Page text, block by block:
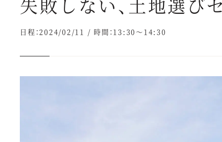
失敗しない、土地選び
日程：2024/02/11 / 時間：13:30～14:30